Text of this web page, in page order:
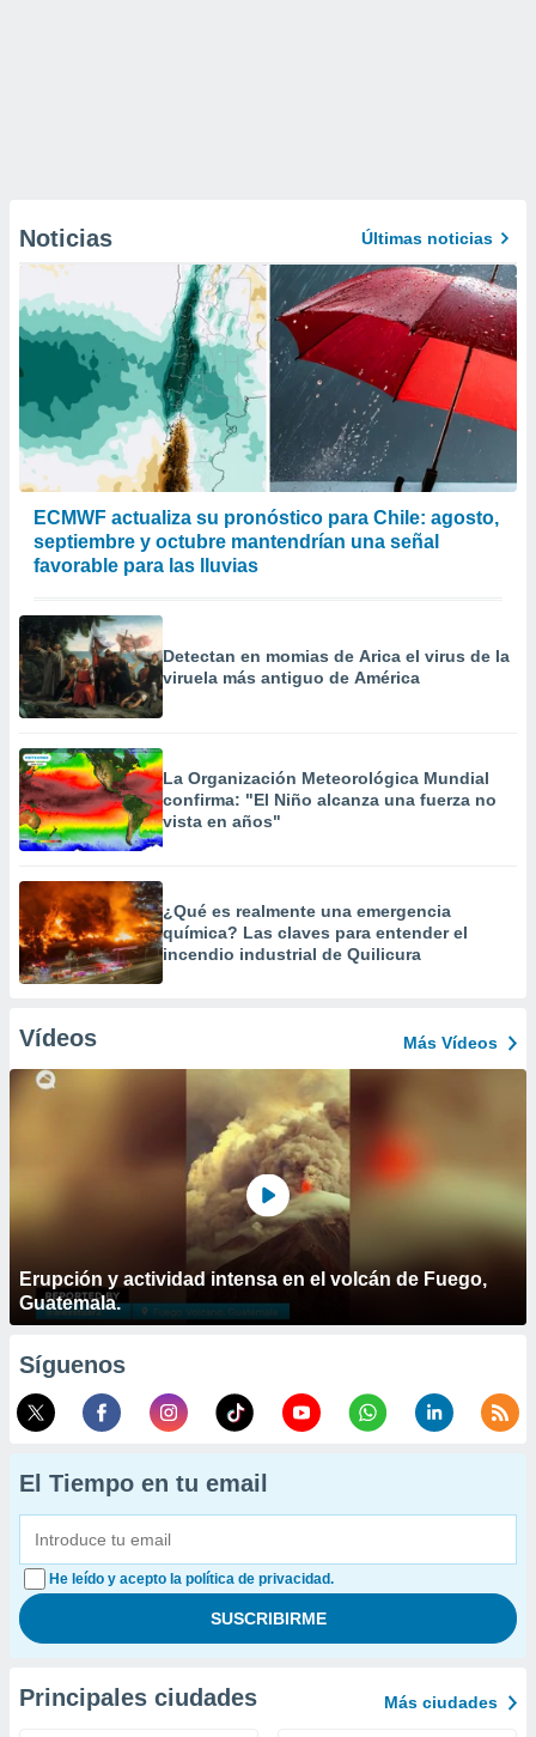
Noticias Últimas noticias
ECMWF actualiza su pronóstico para Chile: agosto,
septiembre y octubre mantendrían una señal
favorable para las lluvias
Detectan en momias de Arica el virus de la
viruela más antiguo de América
La Organización Meteorológica Mundial
confirma: "El Niño alcanza una fuerza no
vista en años"
¿Qué es realmente una emergencia
química? Las claves para entender el
incendio industrial de Quilicura
Vídeos Más Vídeos
Erupción y actividad intensa en el volcán de Fuego,
Guatemala.
Síguenos
El Tiempo en tu email
He leído y acepto la política de privacidad.
Principales ciudades Más ciudades